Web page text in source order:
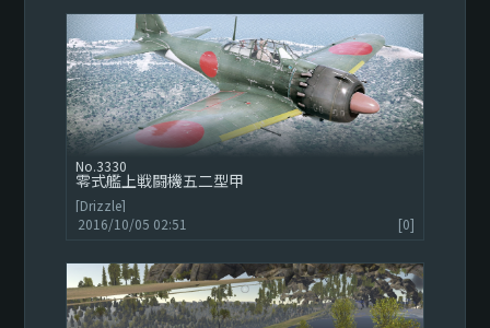
3330
零式艦上戦闘機五二型甲
[Drizzle]
2016/10/05 02:51
[0]